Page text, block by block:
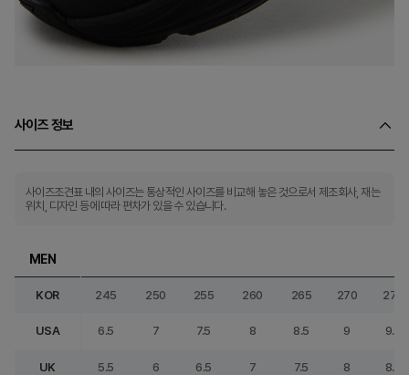
사이즈 정보
사이즈조견표 내의 사이즈는 통상적인 사이즈를 비교해 놓은 것으로서 제조회사, 재는
위치, 디자인 등에 따라 편차가 있을 수 있습니다.
MEN
KOR 245 250 255 260 265 270 275
USA 6.5 7 7.5 8 8.5 9 9.5
UK 5.5 6 6.5 7 7.5 8 8.5